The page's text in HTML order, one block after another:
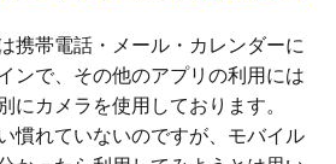
携帯電話・メール・カレンダーに
ンで、その他のアプリの利用には
にカメラを使用しております。
慣れていないのですが、モバイル